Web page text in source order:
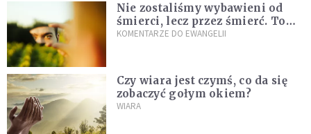
Nie zostaliśmy wybawieni od
śmierci, lecz przez śmierć. To
jedna z największych tajemnic
KOMENTARZE DO EWANGELII
Czy wiara jest czymś, co da się
zobaczyć gołym okiem?
WIARA